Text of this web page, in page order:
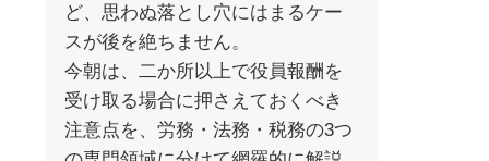
ど、思わぬ落とし穴にはまるケー
スが後を絶ちません。
今朝は、二か所以上で役員報酬を
受け取る場合に押さえておくべき
注意点を、労務・法務・税務の3つ